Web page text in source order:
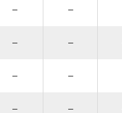
– –
– –
– –
– –